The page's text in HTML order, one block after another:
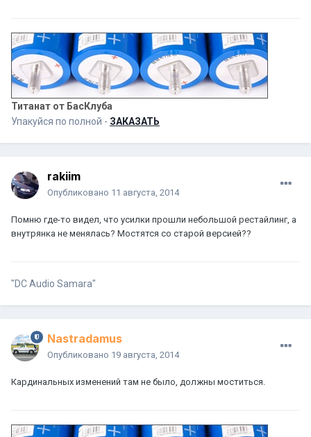
Титанат от БасКлуба
Упакуйся по полной - ЗАКАЗАТЬ
rakiim
Опубликовано 11 августа, 2014
Помню где-то видел, что усилки прошли небольшой рестайлинг, а
внутрянка не менялась? Мостятся со старой версией??
"DC Audio Samara"
Nastradamus
Опубликовано 19 августа, 2014
Кардинальных изменений там не было, должны моститься.